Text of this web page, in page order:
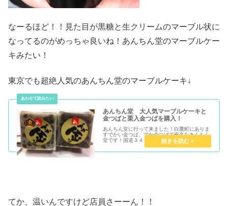
なーるほど！！見た目が黒糖と生クリームのマーブル状に
なってるのがめっちゃ良いね！あんちん堂のマーブルケー
キみたい！
東京でも超絶人気のあんちん堂のマーブルケーキ↓
あんちん堂 大人気マーブルケーキと
金つばと栗入金つばを購入！
あんちん堂に行って来ました！白鷹町にありま
すでかい金つば、でか金つばで有名なあんちん
堂です！国道３４８号沿いにぽつんとありま
す！でか金つばのポスターがあったり！...
てか、温いんですけど店員さーーん！！